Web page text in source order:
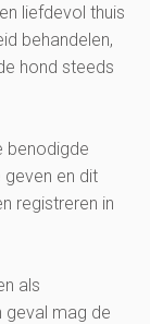
liefdevol thuis
behandelen,
hond steeds
benodigde
en dit
registreren in
als
geval mag de